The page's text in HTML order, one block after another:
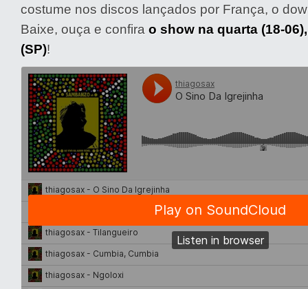
costume nos discos lançados por França, o
Baixe, ouça e confira o show na quarta (18-
(SP)!